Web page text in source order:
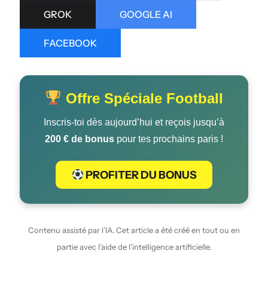
GROK GOOGLE AI
FACEBOOK
Offre Spéciale Football
Inscris-toi dès aujourd’hui et reçois jusqu’à
200 € de bonus pour tes prochains paris !
PROFITER DU BONUS
Contenu assisté par l’IA. Cet article a été créé en tout ou en
partie avec l’aide de l’intelligence artificielle.